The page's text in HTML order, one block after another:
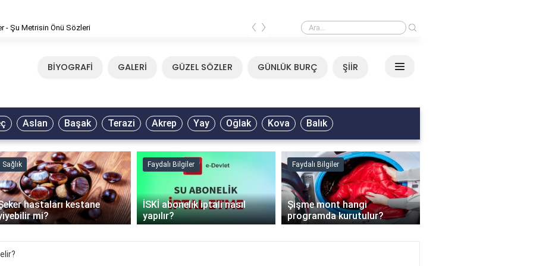
- Şu Metrisin Önü Sözleri Mirkelam - Tavla Sözleri
‹ ›
BİYOGRAFİ GALERİ GÜZEL SÖZLER GÜNLÜK BURÇ ŞİİR
Aslan Başak Terazi Akrep Yay Oğlak Kova Balık
Sağlık
hastaları kestane
mi?
Faydalı Bilgiler
İSKİ abonelik iptali nasıl
yapılır?
Faydalı Bilgiler
Şişme mont hangi
programda kurutulur?
›